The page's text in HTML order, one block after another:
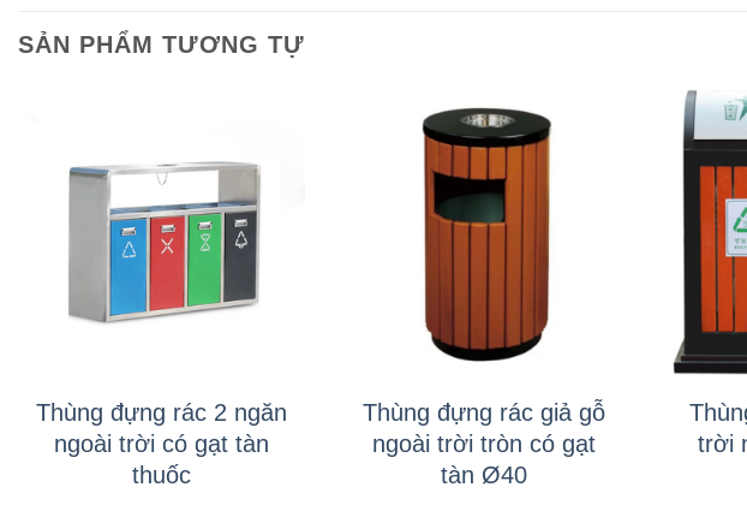
SẢN PHẨM TƯƠNG TỰ
Thùng đựng rác 2 ngăn
ngoài trời có gạt tàn
thuốc
Thùng đựng rác giả gỗ
ngoài trời tròn có gạt
tàn Ø40
+
trời